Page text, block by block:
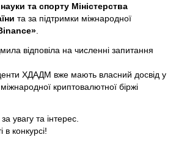
та спорту Міністерства
та за підтримки міжнародної
.
відповіла на численні запитання
ХДАДМ вже мають власний досвід у
криптовалютної біржі
увагу та інтерес.
в конкурсі!